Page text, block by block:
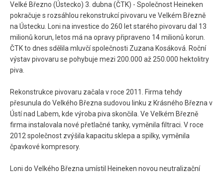
Velké Březno (Ústecko) 3. dubna (ČTK) - Společnost Heineken
pokračuje s rozsáhlou rekonstrukcí pivovaru ve Velkém Březně
na Ústecku. Loni na investice do 260 let starého pivovaru dal 13
milionů korun, letos má na opravy připraveno 14 milionů korun.
ČTK to dnes sdělila mluvčí společnosti Zuzana Kosáková. Roční
výstav pivovaru se pohybuje mezi 200.000 až 250.000 hektolitry
piva.
Rekonstrukce pivovaru začala v roce 2011. Firma tehdy
přesunula do Velkého Března sudovou linku z Krásného Března v
Ústí nad Labem, kde výroba piva skončila. Ve Velkém Březně
firma instalovala nové přetlačné tanky, vyměnila filtraci. V roce
2012 společnost zvýšila kapacitu sklepa a spilky, vyměnila
čpavkové kompresory.
Loni do Velkého Března umístil Heineken novou neutralizační